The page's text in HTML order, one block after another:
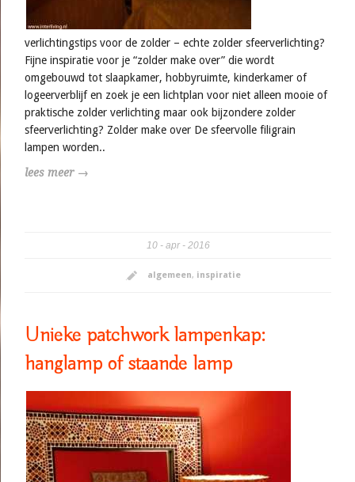
verlichtingstips voor de zolder – echte zolder sfeerverlichting?
Fijne inspiratie voor je “zolder make over” die wordt
omgebouwd tot slaapkamer, hobbyruimte, kinderkamer of
logeerverblijf en zoek je een lichtplan voor niet alleen mooie of
praktische zolder verlichting maar ook bijzondere zolder
sfeerverlichting? Zolder make over De sfeervolle filigrain
lampen worden..
lees meer →
10 apr 2016
algemeen, inspiratie
Unieke patchwork lampenkap:
hanglamp of staande lamp